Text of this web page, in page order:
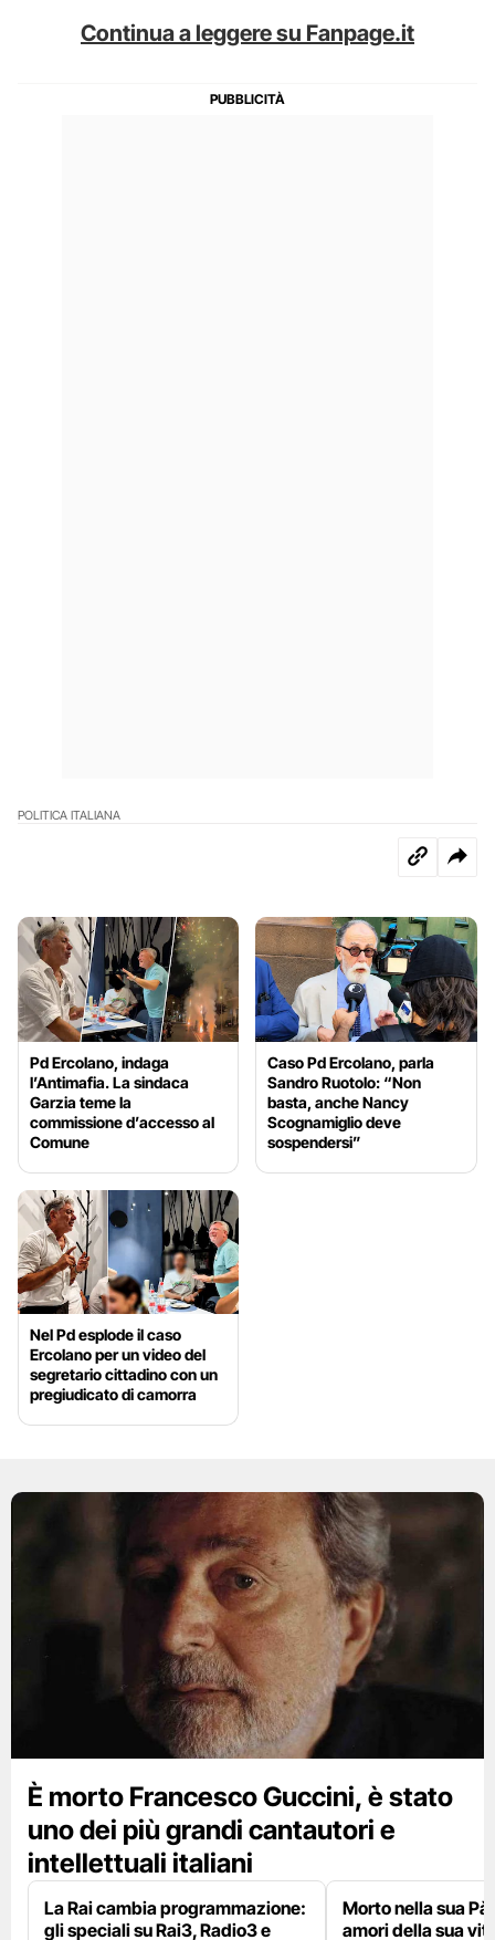
Continua a leggere su Fanpage.it
POLITICA ITALIANA
Pd Ercolano, indaga
l’Antimafia. La sindaca
Garzia teme la
commissione d’accesso al
Comune
Caso Pd Ercolano, parla
Sandro Ruotolo: “Non
basta, anche Nancy
Scognamiglio deve
sospendersi”
Nel Pd esplode il caso
Ercolano per un video del
segretario cittadino con un
pregiudicato di camorra
È morto Francesco Guccini, è stato
uno dei più grandi cantautori e
intellettuali italiani
La Rai cambia programmazione:
gli speciali su Rai3, Radio3 e
Morto nella sua
amori della sua